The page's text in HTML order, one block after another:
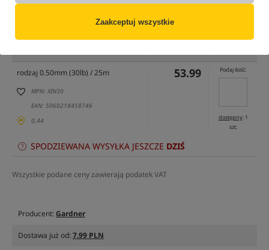
Zaakceptuj wszystkie
rodzaj 0.50mm (30lb) / 25m
MPN: XIN30
EAN: 5060218458746
0,44
53.99 Podaj ilość:
dostępny: 1
szt.
SPODZIEWANA WYSYŁKA JESZCZE DZIŚ
Wszystkie podane ceny zawierają podatek VAT
Producent:Gardner
Dostawa już od:7.99 PLN